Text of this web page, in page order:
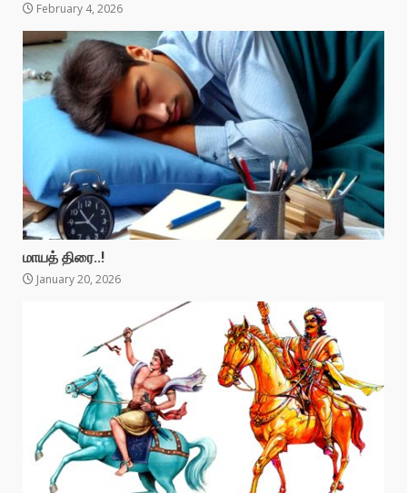
February 4, 2026
மாயத் திரை..!
January 20, 2026